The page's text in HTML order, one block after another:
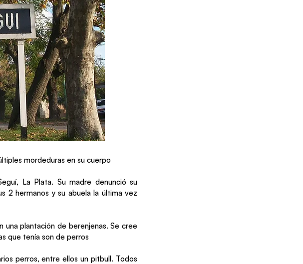
mordeduras en su cuerpo
La Plata. Su madre denunció su
2 hermanos y su abuela la última vez
una plantación de berenjenas. Se cree
que tenía son de perros
perros, entre ellos un pitbull. Todos